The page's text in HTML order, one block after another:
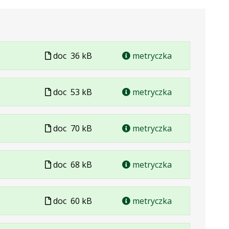
Plik
w
formacie
doc 36 kB metryczka
Plik
w
formacie
doc 53 kB metryczka
Plik
w
formacie
doc 70 kB metryczka
Plik
w
formacie
doc 68 kB metryczka
Plik
w
formacie
doc 60 kB metryczka